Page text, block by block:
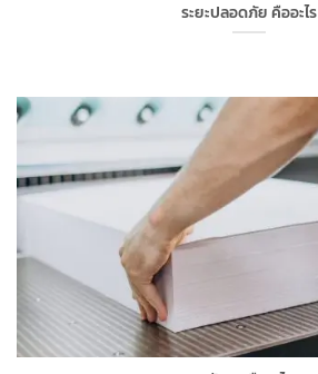
ระยะปลอดภัย คืออะไร